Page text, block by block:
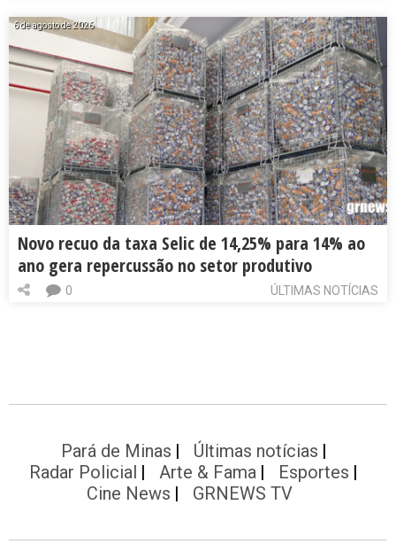
6 de agosto de 2026
Novo recuo da taxa Selic de 14,25% para 14% ao
ano gera repercussão no setor produtivo
ÚLTIMAS NOTÍCIAS
0
Pará de Minas
Últimas notícias
Radar Policial
Arte & Fama
Esportes
Cine News
GRNEWS TV